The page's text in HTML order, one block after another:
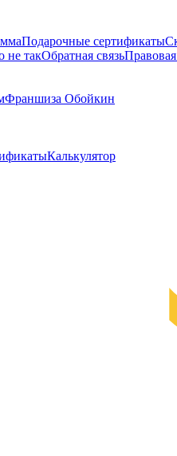
Подарочные сертификаты
не такОбратная связь
Франшиза Обойкин
Калькулятор